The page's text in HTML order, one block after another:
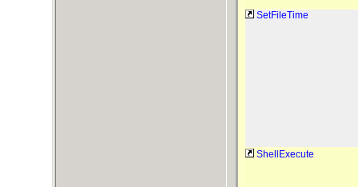
SetFileTime
ShellExecute